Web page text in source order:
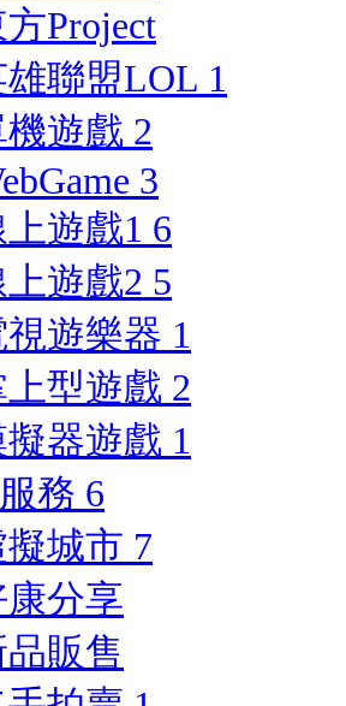
Project
雄聯盟LOL 1
遊戲 2
3
遊戲1 6
遊戲2 5
視遊樂器 1
型遊戲 2
器遊戲 1
務 6
擬城市 7
康分享
品販售